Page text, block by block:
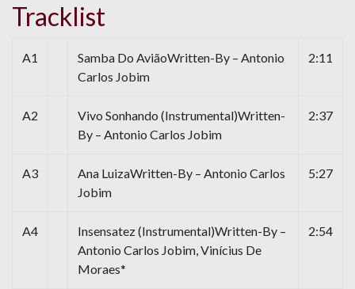
Tracklist
A1
Samba Do AviãoWritten-By – Antonio
Carlos Jobim
2:11
A2
Vivo Sonhando (Instrumental)Written-
By – Antonio Carlos Jobim
2:37
A3
Ana LuizaWritten-By – Antonio Carlos
Jobim
5:27
A4
Insensatez (Instrumental)Written-By –
Antonio Carlos Jobim, Vinícius De
Moraes*
2:54